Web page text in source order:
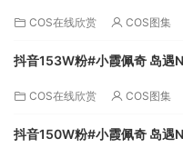
COS在线欣赏 COS图集
抖音153W粉#小霞佩奇 岛遇
COS在线欣赏 COS图集
抖音150W粉#小霞佩奇 岛遇